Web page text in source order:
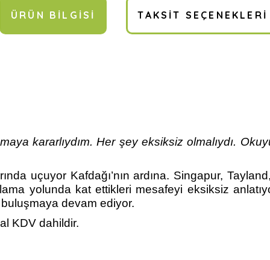
ÜRÜN BILGISI TAKSIT SEÇENEKLERI
kararlıydım. Her şey eksiksiz olmalıydı.
uçuyor Kafdağı’nın ardına. Singapur,
yolunda kat ettikleri mesafeyi eksiksiz
devam ediyor.
KDV dahildir.